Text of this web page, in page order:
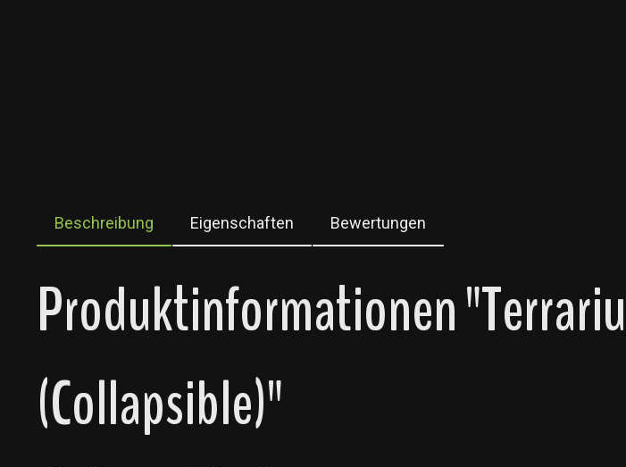
Beschreibung Eigenschaften Bewertungen
Produktinformationen
(Collapsible)"